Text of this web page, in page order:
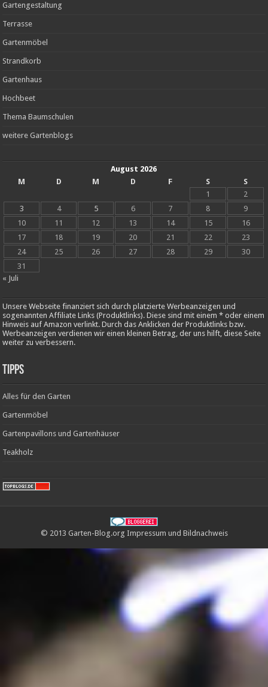
Gartengestaltung
Terrasse
Gartenmöbel
Strandkorb
Gartenhaus
Hochbeet
Thema Baumschulen
weitere Gartenblogs
August 2026
M
D M D F S
S
1
2
3
4 5 6 7 8
9
10
11 12 13 14 15
16
17
18 19 20 21 22
23
24
25 26 27 28 29
30
31
« Juli
Unsere Webseite finanziert sich durch platzierte Werbeanzeigen und
sogenannten Affiliate Links (Produktlinks). Diese sind mit einem * oder einem
Hinweis auf Amazon verlinkt. Durch das Anklicken der Produktlinks bzw.
Werbeanzeigen verdienen wir einen kleinen Betrag, der uns hilft, diese Seite
weiter zu verbessern.
Tipps
Alles für den Garten
Gartenmöbel
Gartenpavillons und Gartenhäuser
Teakholz
© 2013 Garten-Blog.org Impressum und Bildnachweis